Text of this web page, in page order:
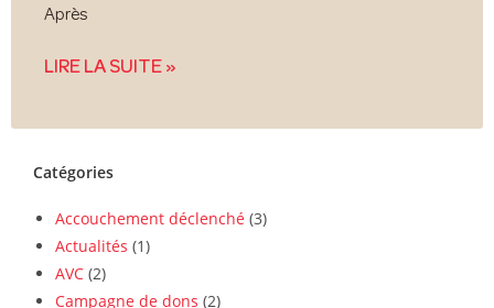
Après
LIRE LA SUITE »
Catégories
Accouchement déclenché (3)
Actualités (1)
AVC (2)
Campagne de dons (2)